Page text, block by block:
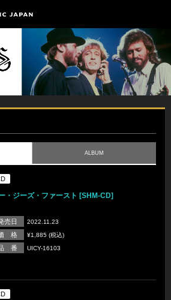
ALBUM
・ジーズ・ファースト [SHM-CD]
売日 2022.11.23
格 ¥1,885 (税込)
番 UICY-16103